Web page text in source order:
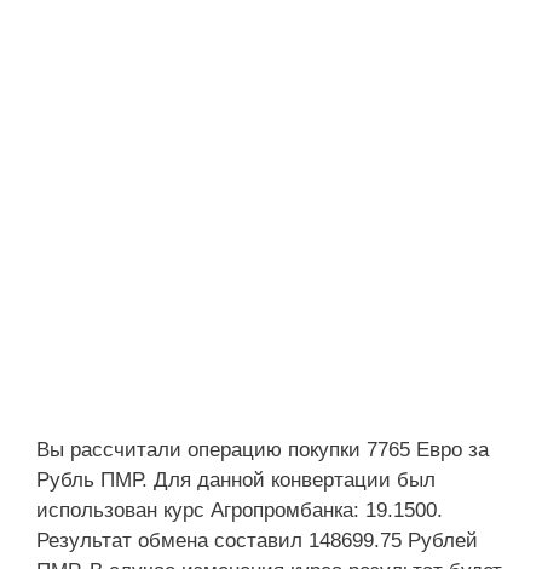
Вы рассчитали операцию покупки 7765 Евро за
Рубль ПМР. Для данной конвертации был
использован курс Агропромбанка: 19.1500.
Результат обмена составил 148699.75 Рублей